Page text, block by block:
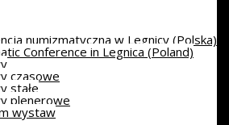
numizmatyczna w Legnicy (Polska)
Conference in Legnica (Poland)
czasowe
stałe
plenerowe
wystaw